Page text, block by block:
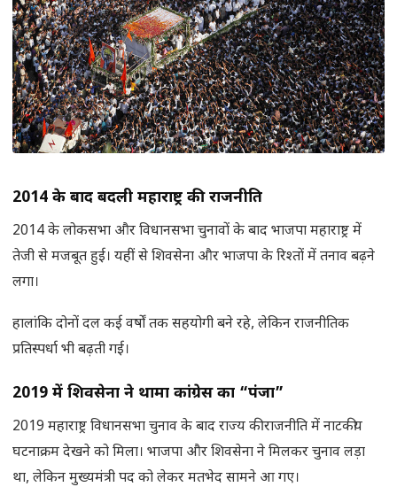
2014 के बाद बदली महाराष्ट्र की राजनीति
2014 के लोकसभा और विधानसभा चुनावों के बाद भाजपा महाराष्ट्र में
तेजी से मजबूत हुई। यहीं से शिवसेना और भाजपा के रिश्तों में तनाव बढ़ने
लगा।
हालांकि दोनों दल कई वर्षों तक सहयोगी बने रहे, लेकिन राजनीतिक
प्रतिस्पर्धा भी बढ़ती गई।
2019 में शिवसेना ने थामा कांग्रेस का “पंजा”
2019 महाराष्ट्र विधानसभा चुनाव के बाद राज्य की राजनीति में नाटकीय
घटनाक्रम देखने को मिला। भाजपा और शिवसेना ने मिलकर चुनाव लड़ा
था, लेकिन मुख्यमंत्री पद को लेकर मतभेद सामने आ गए।